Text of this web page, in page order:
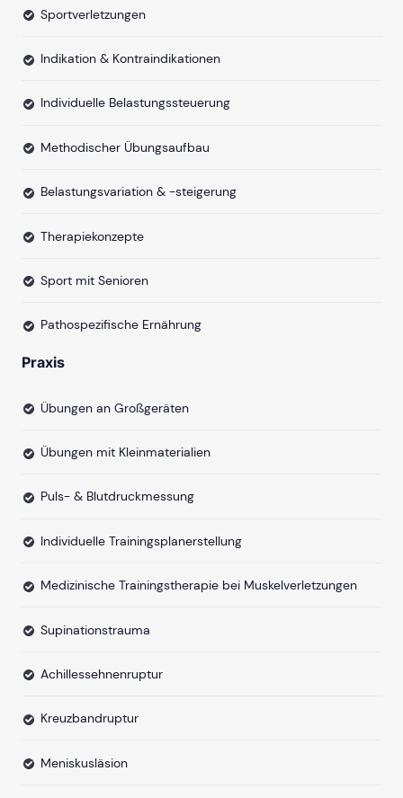
Sportverletzungen
Indikation & Kontraindikationen
Individuelle Belastungssteuerung
Methodischer Übungsaufbau
Belastungsvariation & -steigerung
Therapiekonzepte
Sport mit Senioren
Pathospezifische Ernährung
Praxis
Übungen an Großgeräten
Übungen mit Kleinmaterialien
Puls- & Blutdruckmessung
Individuelle Trainingsplanerstellung
Medizinische Trainingstherapie bei Muskelverletzungen
Supinationstrauma
Achillessehnenruptur
Kreuzbandruptur
Meniskusläsion